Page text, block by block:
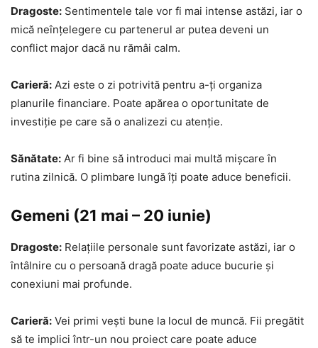
Dragoste: Sentimentele tale vor fi mai intense astăzi, iar o
mică neînțelegere cu partenerul ar putea deveni un
conflict major dacă nu rămâi calm.
Carieră: Azi este o zi potrivită pentru a-ți organiza
planurile financiare. Poate apărea o oportunitate de
investiție pe care să o analizezi cu atenție.
Sănătate: Ar fi bine să introduci mai multă mișcare în
rutina zilnică. O plimbare lungă îți poate aduce beneficii.
Gemeni (21 mai – 20 iunie)
Dragoste: Relațiile personale sunt favorizate astăzi, iar o
întâlnire cu o persoană dragă poate aduce bucurie și
conexiuni mai profunde.
Carieră: Vei primi vești bune la locul de muncă. Fii pregătit
să te implici într-un nou proiect care poate aduce